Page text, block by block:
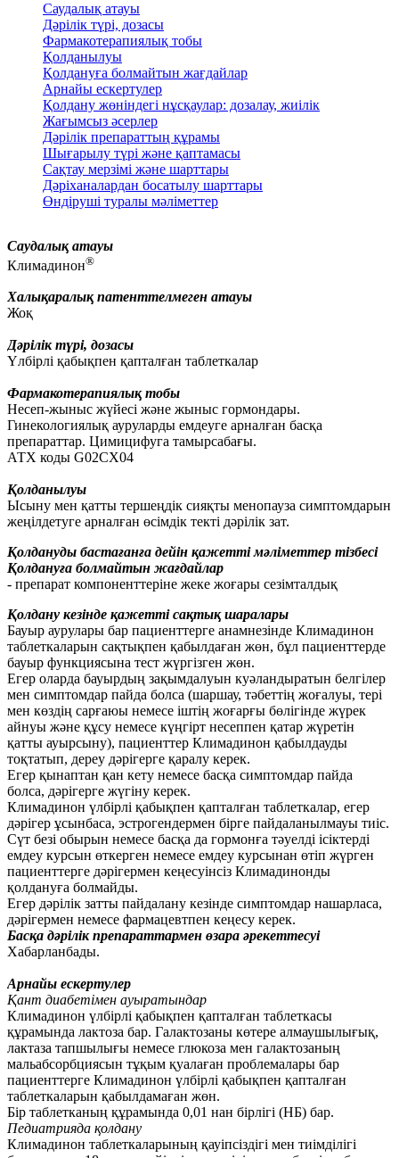
Саудалық атауы
Дәрілік түрі, дозасы
Фармакотерапиялық тобы
Қолданылуы
Қолдануға болмайтын жағдайлар
Арнайы ескертулер
Қолдану жөніндегі нұсқаулар: дозалау, жиілік
Жағымсыз әсерлер
Дәрілік препараттың құрамы
Шығарылу түрі және қаптамасы
Сақтау мерзімі және шарттары
Дәріханалардан босатылу шарттары
Өндіруші туралы мәліметтер
Саудалық атауы
Климадинон®
Халықаралық патенттелмеген атауы
Жоқ
Дәрілік түрі, дозасы
Үлбірлі қабықпен қапталған таблеткалар
Фармакотерапиялық тобы
Несеп-жыныс жүйесі және жыныс гормондары.
Гинекологиялық ауруларды емдеуге арналған басқа
препараттар. Цимицифуга тамырсабағы.
АТХ коды G02CX04
Қолданылуы
Ысыну мен қатты тершеңдік сияқты менопауза симптомдарын
жеңілдетуге арналған өсімдік текті дәрілік зат.
Қолдануды бастағанға дейін қажетті мәліметтер тізбесі
Қолдануға болмайтын жағдайлар
- препарат компоненттеріне жеке жоғары сезімталдық
Қолдану кезінде қажетті сақтық шаралары
Бауыр аурулары бар пациенттерге анамнезінде Климадинон
таблеткаларын сақтықпен қабылдаған жөн, бұл пациенттерде
бауыр функциясына тест жүргізген жөн.
Егер оларда бауырдың зақымдалуын куәландыратын белгілер
мен симптомдар пайда болса (шаршау, тәбеттің жоғалуы, тері
мен көздің сарғаюы немесе іштің жоғарғы бөлігінде жүрек
айнуы және құсу немесе күңгірт несеппен қатар жүретін
қатты ауырсыну), пациенттер Климадинон қабылдауды
тоқтатып, дереу дәрігерге қаралу керек.
Егер қынаптан қан кету немесе басқа симптомдар пайда
болса, дәрігерге жүгіну керек.
Климадинон үлбірлі қабықпен қапталған таблеткалар, егер
дәрігер ұсынбаса, эстрогендермен бірге пайдаланылмауы тиіс.
Сүт безі обырын немесе басқа да гормонға тәуелді ісіктерді
емдеу курсын өткерген немесе емдеу курсынан өтіп жүрген
пациенттерге дәрігермен кеңесуінсіз Климадинонды
қолдануға болмайды.
Егер дәрілік затты пайдалану кезінде симптомдар нашарласа,
дәрігермен немесе фармацевтпен кеңесу керек.
Басқа дәрілік препараттармен өзара әрекеттесуі
Хабарланбады.
Арнайы ескертулер
Қант диабетімен ауыратындар
Климадинон үлбірлі қабықпен қапталған таблеткасы
құрамында лактоза бар. Галактозаны көтере алмаушылығық,
лактаза тапшылығы немесе глюкоза мен галактозаның
мальабсорбциясын тұқым қуалаған проблемалары бар
пациенттерге Климадинон үлбірлі қабықпен қапталған
таблеткаларын қабылдамаған жөн.
Бір таблетканың құрамында 0,01 нан бірлігі (НБ) бар.
Педиатрияда қолдану
Климадинон таблеткаларының қауіпсіздігі мен тиімділігі